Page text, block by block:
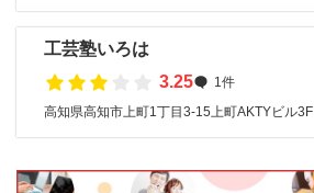
工芸塾いろは
3.25
1件
高知県高知市上町1丁目3-15上町AKTYビル3F